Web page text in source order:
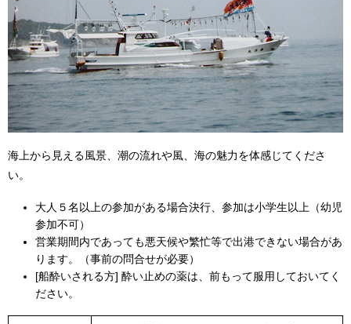
海上から見える風景、潮の流れや風、海の魅力を体感じてくださ
い。
大人５名以上の参加がある場合決行、参加は小学生以上（幼児
参加不可）
営業期間内であっても悪天候や繁忙等で出港できない場合があ
ります。（事前の問合せが必要）
[船酔いされる方] 酔い止めの薬は、前もって服用しておいてく
ださい。